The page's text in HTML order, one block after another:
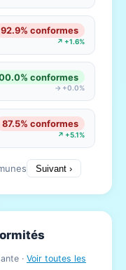
92.9% conformes
↗ +1.6%
conformes
→ +0.0%
87.5% conformes
↗ +5.1%
Suivant ›
· Voir toutes les